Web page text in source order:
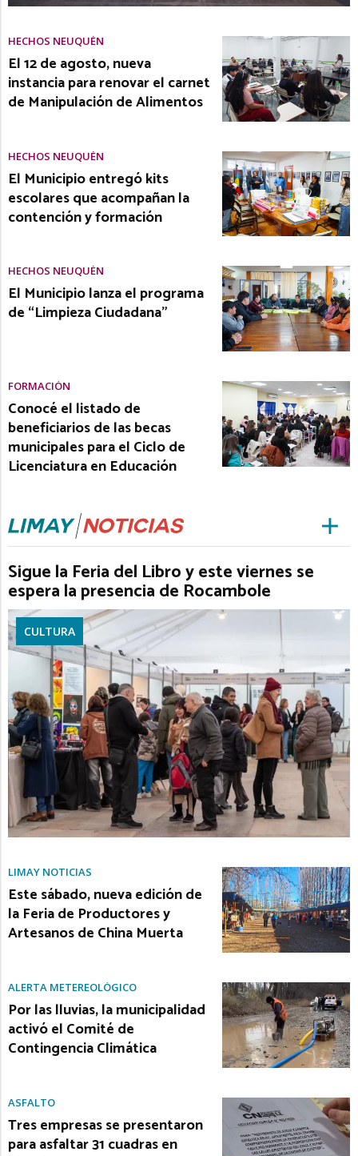
HECHOS NEUQUÉN
El 12 de agosto, nueva
instancia para renovar el carnet
de Manipulación de Alimentos
HECHOS NEUQUÉN
El Municipio entregó kits
escolares que acompañan la
contención y formación
HECHOS NEUQUÉN
El Municipio lanza el programa
de “Limpieza Ciudadana”
FORMACIÓN
Conocé el listado de
beneficiarios de las becas
municipales para el Ciclo de
Licenciatura en Educación
Sigue la Feria del Libro y este viernes se
espera la presencia de Rocambole
CULTURA
LIMAY NOTICIAS
Este sábado, nueva edición de
la Feria de Productores y
Artesanos de China Muerta
ALERTA METEREOLÓGICO
Por las lluvias, la municipalidad
activó el Comité de
Contingencia Climática
ASFALTO
Tres empresas se presentaron
para asfaltar 31 cuadras en